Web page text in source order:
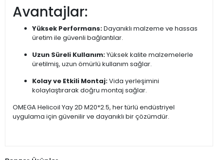
Avantajlar:
Yüksek Performans:Dayanıklı malzeme ve hassas
üretim ile güvenli bağlantılar.
Uzun Süreli Kullanım:Yüksek kalite malzemelerle
üretilmiş, uzun ömürlü kullanım sağlar.
Kolay ve Etkili Montaj:Vida yerleşimini
kolaylaştırarak doğru montaj sağlar.
OMEGA Helicoil Yay 2D M20*2.5, her türlü endüstriyel
uygulama için güvenilir ve dayanıklı bir çözümdür.